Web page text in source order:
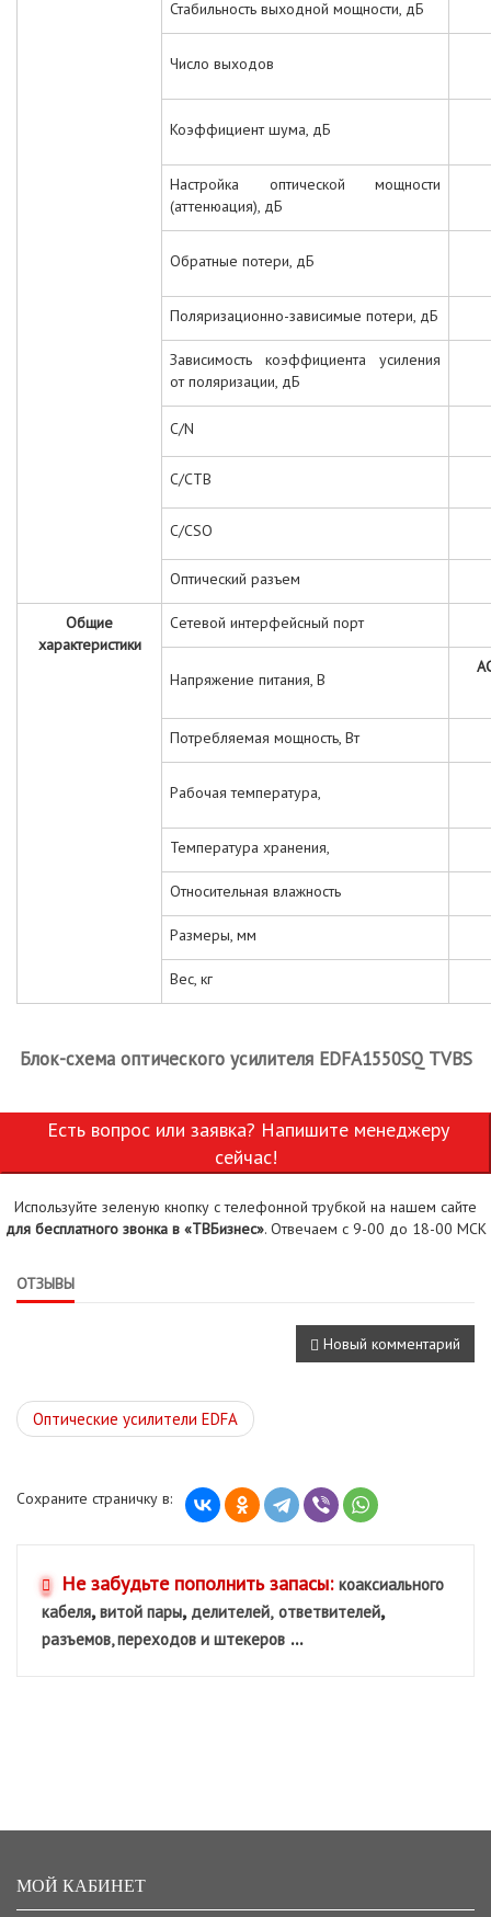
Стабильность выходной мощности, дБ
Число выходов
Коэффициент шума, дБ
Настройка оптической мощности
(аттенюация), дБ
Обратные потери, дБ
Поляризационно-зависимые потери, дБ
Зависимость коэффициента усиления
от поляризации, дБ
C/N
C/CTB
C/CSO
Оптический разъем
Общие
характеристики
Сетевой интерфейсный порт
Напряжение питания, В
Потребляемая мощность, Вт
Рабочая температура,
Температура хранения,
Относительная влажность
Размеры, мм
Вес, кг
Блок-схема оптического усилителя EDFA1550SQ TVBS
сейчас!
Используйте зеленую кнопку с телефонной трубкой на нашем сайте
для бесплатного звонка в «ТВБизнес». Отвечаем с 9-00 до 18-00 МСК
ОТЗЫВЫ
Новый комментарий
Оптические усилители EDFA
Сохраните страничку в:
Не забудьте пополнить запасы: коаксиального
кабеля,витой пары, делителей, ответвителей,
разъемов, переходов и штекеров ...
МОЙ КАБИНЕТ